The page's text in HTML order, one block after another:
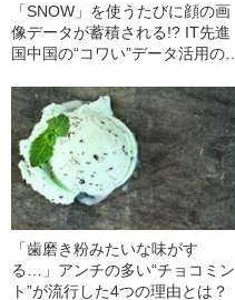
「SNOW」を使うたびに顔の画
像データが蓄積される!? IT先進
国中国の“コワい”データ活用の実
「歯磨き粉みたいな味がす
る…」アンチの多い“チョコミン
ト”が流行した4つの理由とは？